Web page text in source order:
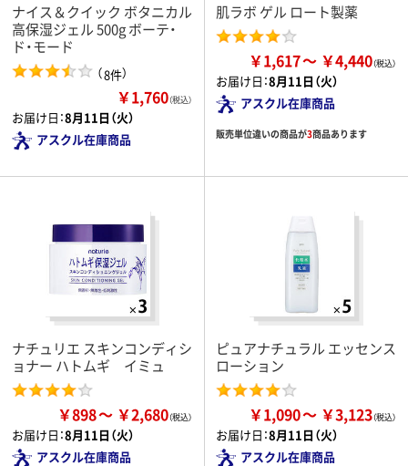
ナイス＆クイック ボタニカル
高保湿ジェル 500g ボーテ・
ド・モード
（8件）
￥1,760（税込）
お届け日：8月11日（火）
アスクル在庫商品
肌ラボ ゲル ロート製薬
￥1,617 ￥4,440
お届け日：8月11日（火）
アスクル在庫商品
販売単位違いの商品が3商品あります
ナチュリエ スキンコンディシ
ョナー ハトムギ イミュ
￥898 ￥2,680
お届け日：8月11日（火）
アスクル在庫商品
ピュアナチュラル エッセンス
ローション
￥1,090 ￥3,123
お届け日：8月11日（火）
アスクル在庫商品